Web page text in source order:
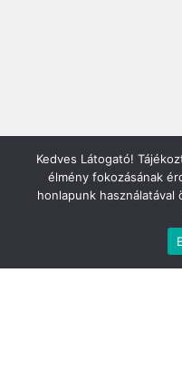
Mirland Lakberendezési
7100 Szekszárd, Fáy
Kedves Látogató!
élmény fokozásának
honlapunk